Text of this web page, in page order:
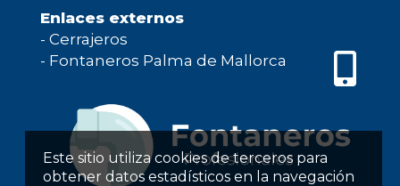
Este sitio utiliza cookies de terceros para
obtener datos estadísticos en la navegación
Enlaces externos
- Cerrajeros
- Fontaneros Palma de Mallorca